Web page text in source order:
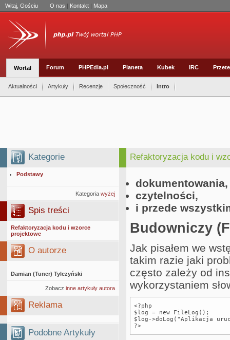
Witaj, Gościu O nas | Kontakt | Mapa
Wortal Forum PHPEdia.pl Planeta Kubek IRC
Aktualności Artykuły Recenzje Społeczność Intro
Kategorie
Podstawy
Kategoria wyżej
Spis treści
Refaktoryzacja kodu i wzorce
projektowe
O autorze
Damian (Tuner) Tylczyński
Zobacz inne artykuły autora
Reklama
Podobne Artykuły
Refaktoryzacja kodu i
dokumentowania,
czytelności,
i przede
Budowniczy
Jak pisałem we
takim razie jaki
często zależy od
wykorzystaniem
<?php
$log = new FileLog();
$log->doLog("Aplikacja
?>